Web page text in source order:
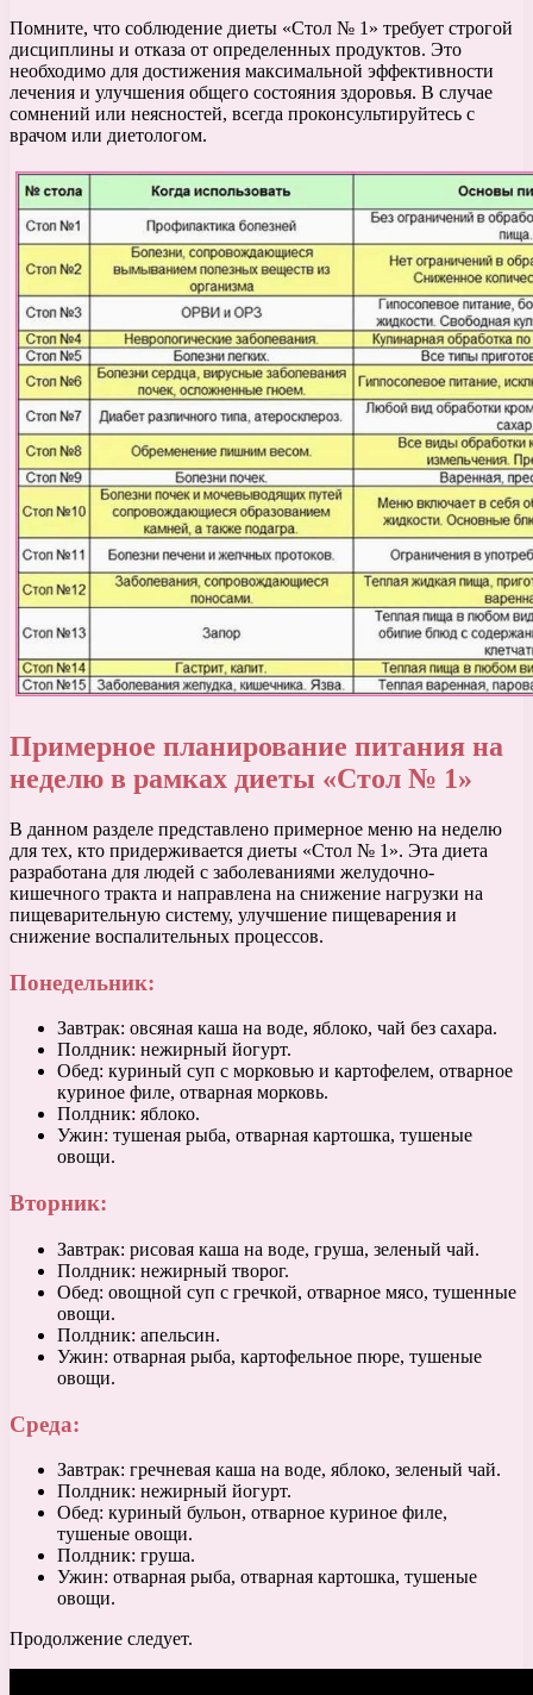
Помните, что соблюдение диеты «Стол № 1» требует строгой
дисциплины и отказа от определенных продуктов. Это
необходимо для достижения максимальной эффективности
лечения и улучшения общего состояния здоровья. В случае
сомнений или неясностей, всегда проконсультируйтесь с
врачом или диетологом.
Примерное планирование питания на
неделю в рамках диеты «Стол № 1»
В данном разделе представлено примерное меню на неделю
для тех, кто придерживается диеты «Стол № 1». Эта диета
разработана для людей с заболеваниями желудочно-
кишечного тракта и направлена на снижение нагрузки на
пищеварительную систему, улучшение пищеварения и
снижение воспалительных процессов.
Понедельник:
Завтрак: овсяная каша на воде, яблоко, чай без сахара.
Полдник: нежирный йогурт.
Обед: куриный суп с морковью и картофелем, отварное
куриное филе, отварная морковь.
Полдник: яблоко.
Ужин: тушеная рыба, отварная картошка, тушеные
овощи.
Вторник:
Завтрак: рисовая каша на воде, груша, зеленый чай.
Полдник: нежирный творог.
Обед: овощной суп с гречкой, отварное мясо, тушенные
овощи.
Полдник: апельсин.
Ужин: отварная рыба, картофельное пюре, тушеные
овощи.
Среда:
Завтрак: гречневая каша на воде, яблоко, зеленый чай.
Полдник: нежирный йогурт.
Обед: куриный бульон, отварное куриное филе,
тушеные овощи.
Полдник: груша.
Ужин: отварная рыба, отварная картошка, тушеные
овощи.
Продолжение следует.